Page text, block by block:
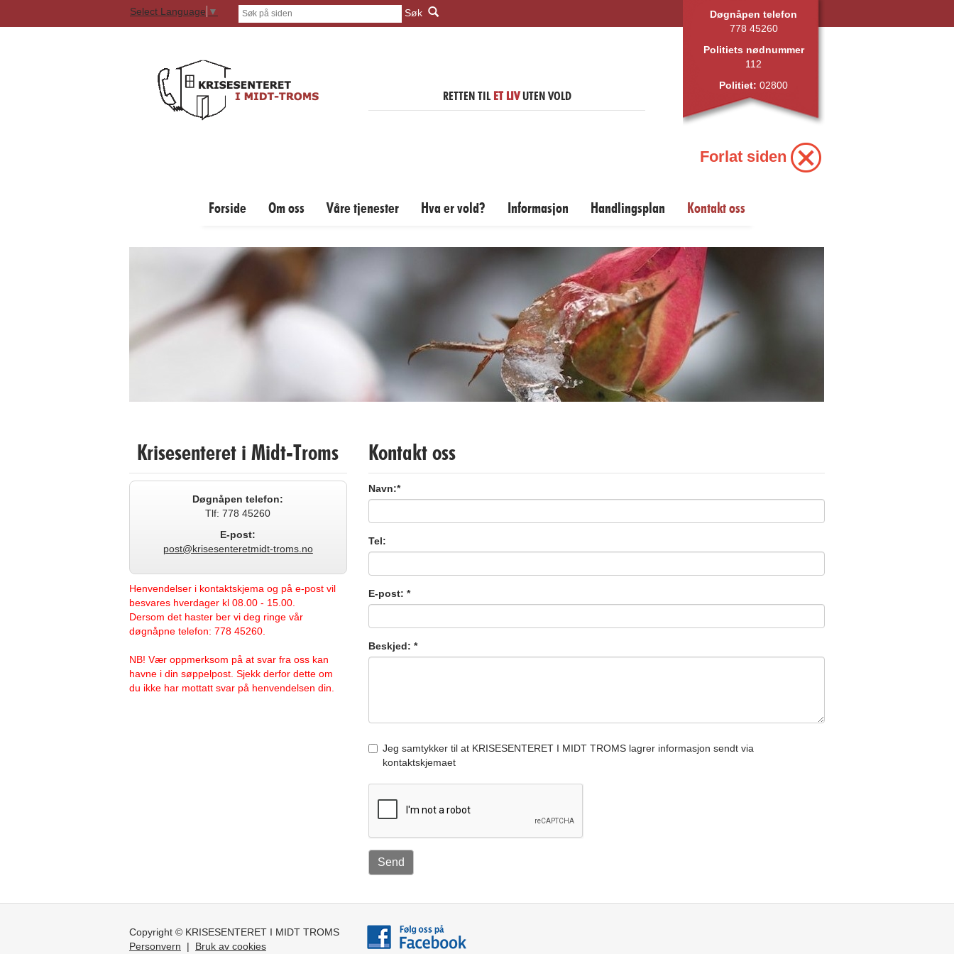
Select Language ▼ Søk
Døgnåpen telefon
778 45260
Politiets nødnummer
112
Politiet:02800
RETTEN TIL ET LIVUTEN VOLD
Forlat siden
Forside Om oss Våre tjenester Hva er vold? Informasjon Handlingsplan Kontakt oss
Krisesenteret i Midt-Troms
Døgnåpen telefon:
Tlf: 778 45260
E-post:
post@krisesenteretmidt-troms.no
Henvendelser i kontaktskjema og på e-post vil
besvares hverdager kl 08.00 - 15.00.
Dersom det haster ber vi deg ringe vår
døgnåpne telefon: 778 45260.
NB! Vær oppmerksom på at svar fra oss kan
havne i din søppelpost. Sjekk derfor dette om
du ikke har mottatt svar på henvendelsen din.
Kontakt oss
Navn:*
Tel:
E-post: *
Beskjed: *
Jeg samtykker til at KRISESENTERET I MIDT TROMS lagrer informasjon sendt via
kontaktskjemaet
Copyright © KRISESENTERET I MIDT TROMS
Personvern | Bruk av cookies